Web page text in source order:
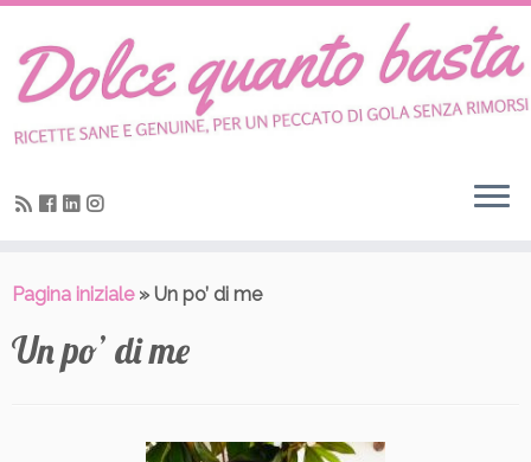
Skip
content
Pagina iniziale » Un po’ di me
Un po’ di me